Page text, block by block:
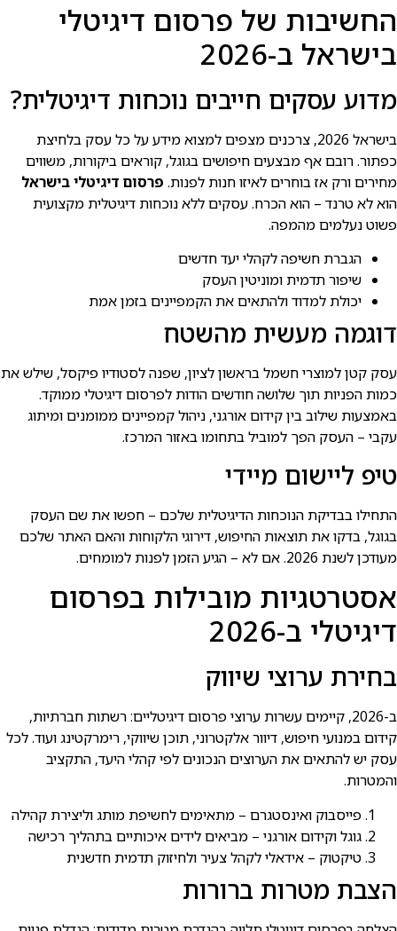
החשיבות של פרסום דיגיטלי
בישראל ב-2026
מדוע עסקים חייבים נוכחות דיגיטלית?
בישראל 2026, צרכנים מצפים למצוא מידע על כל עסק בלחיצת
כפתור. רובם אף מבצעים חיפושים בגוגל, קוראים ביקורות, משווים
מחירים ורק אז בוחרים לאיזו חנות לפנות. פרסום דיגיטלי בישראל
הוא לא טרנד – הוא הכרח. עסקים ללא נוכחות דיגיטלית מקצועית
פשוט נעלמים מהמפה.
הגברת חשיפה לקהלי יעד חדשים
שיפור תדמית ומוניטין העסק
יכולת למדוד ולהתאים את הקמפיינים בזמן אמת
דוגמה מעשית מהשטח
עסק קטן למוצרי חשמל בראשון לציון, שפנה לסטודיו פיקסל, שילש את
כמות הפניות תוך שלושה חודשים הודות לפרסום דיגיטלי ממוקד.
באמצעות שילוב בין קידום אורגני, ניהול קמפיינים ממומנים ומיתוג
עקבי – העסק הפך למוביל בתחומו באזור המרכז.
טיפ ליישום מיידי
התחילו בבדיקת הנוכחות הדיגיטלית שלכם – חפשו את שם העסק
בגוגל, בדקו את תוצאות החיפוש, דירוגי הלקוחות והאם האתר שלכם
מעודכן לשנת 2026. אם לא – הגיע הזמן לפנות למומחים.
אסטרטגיות מובילות בפרסום
דיגיטלי ב-2026
בחירת ערוצי שיווק
ב-2026, קיימים עשרות ערוצי פרסום דיגיטליים: רשתות חברתיות,
קידום במנועי חיפוש, דיוור אלקטרוני, תוכן שיווקי, רימרקטינג ועוד. לכל
עסק יש להתאים את הערוצים הנכונים לפי קהלי היעד, התקציב
והמטרות.
פייסבוק ואינסטגרם – מתאימים לחשיפת מותג וליצירת קהילה
גוגל וקידום אורגני – מביאים לידים איכותיים בתהליך רכישה
טיקטוק – אידאלי לקהל צעיר ולחיזוק תדמית חדשנית
הצבת מטרות ברורות